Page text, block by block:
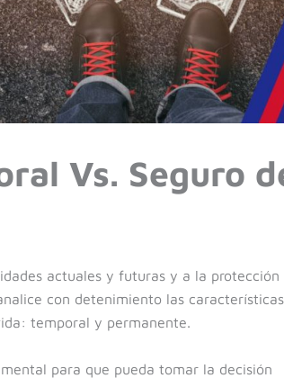
Vs. Seguro
actuales y futuras y a la protección
con detenimiento las
temporal y permanente.
para que pueda tomar la decisión